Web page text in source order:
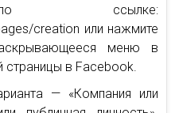
ссылке:
creation или нажмите
меню в
страницы в Facebook.
— «Компания или